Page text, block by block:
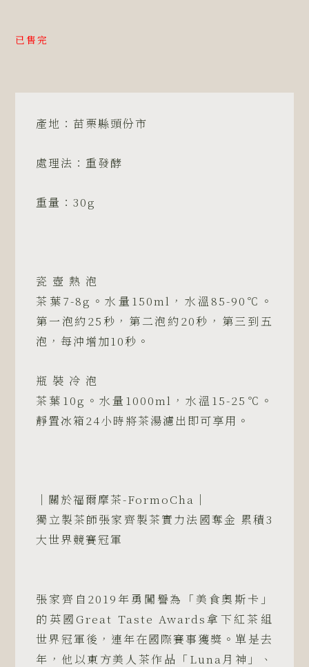
已售完
產地：苗栗縣頭份市
處理法：重發酵
重量：30g
瓷 壺 熱 泡
茶葉7-8g。水量150ml，水溫85-90℃。
第一泡約25秒，第二泡約20秒，第三到五
泡，每沖增加10秒。
瓶 裝 冷 泡
茶葉10g。水量1000ml，水溫15-25℃。
靜置冰箱24小時將茶湯濾出即可享用。
｜關於福爾摩茶-FormoCha｜
獨立製茶師張家齊製茶實力法國奪金 累積3
大世界競賽冠軍
張家齊自2019年勇闖譽為「美食奧斯卡」
的英國Great Taste Awards拿下紅茶組
世界冠軍後，連年在國際賽事獲獎。單是去
年，他以東方美人茶作品「Luna月神」、